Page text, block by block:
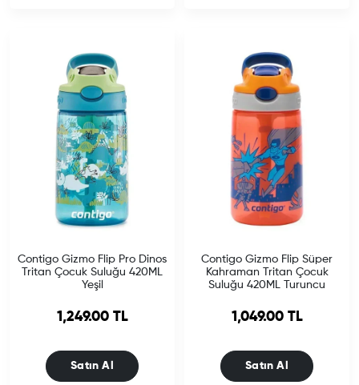
Contigo Gizmo Flip Pro Dinos
Tritan Çocuk Suluğu 420ML
Yeşil
1,249.00 TL
Satın Al
Contigo Gizmo Flip Süper
Kahraman Tritan Çocuk
Suluğu 420ML Turuncu
1,049.00 TL
Satın Al